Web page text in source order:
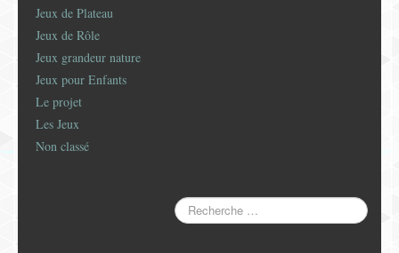
Jeux de Plateau
Jeux de Rôle
Jeux grandeur nature
Jeux pour Enfants
Le projet
Les Jeux
Non classé